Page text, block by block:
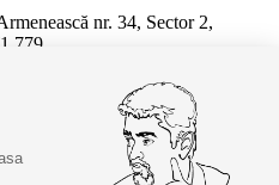
nr. 34, Sector 2,
779
caracter personal și alte